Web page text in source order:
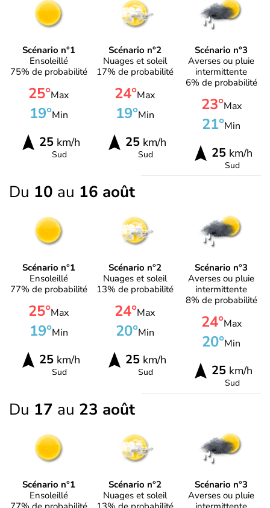
Scénario n°1
Ensoleillé
75% de probabilité
25°Max
19°Min
25km/h
Sud
Scénario n°2
Nuages et soleil
17% de probabilité
24°Max
19°Min
25km/h
Sud
Scénario n°3
Averses ou pluie
intermittente
6% de probabilité
23°Max
21°Min
25 km/h
Sud
Du 10 au 16 août
Scénario n°1
Ensoleillé
77% de probabilité
25°Max
19°Min
25km/h
Sud
Scénario n°2
Nuages et soleil
13% de probabilité
24°Max
20°Min
25km/h
Sud
Scénario n°3
Averses ou pluie
intermittente
8% de probabilité
24°Max
20°Min
25 km/h
Sud
Du 17 au 23 août
Scénario n°1
Ensoleillé
Scénario n°2
Nuages et soleil
Scénario n°3
Averses ou pluie